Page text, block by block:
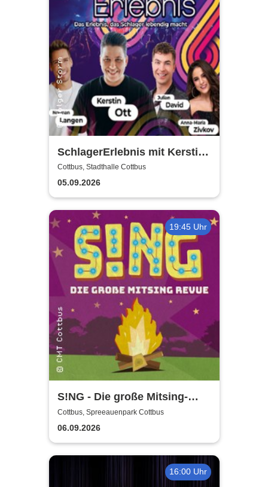
SchlagerErlebnis mit Kerstin
Ott u.v.a. - Kerstin Ott,
Norman Langen, Julian David
Cottbus, Stadthalle Cottbus
05.09.2026
19:45 Uhr
S!NG - Die große Mitsing-
Revue
Cottbus, Spreeauenpark Cottbus
06.09.2026
16:00 Uhr